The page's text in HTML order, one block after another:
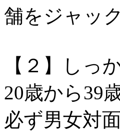
舗をジャッ
【２】しっ
20歳から39
必ず男女対